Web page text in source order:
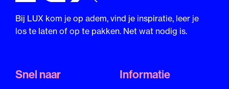
Bij LUX kom je op adem, vind je inspiratie, leer je
los te laten of op te pakken. Net wat nodig is.
Snel naar Informatie